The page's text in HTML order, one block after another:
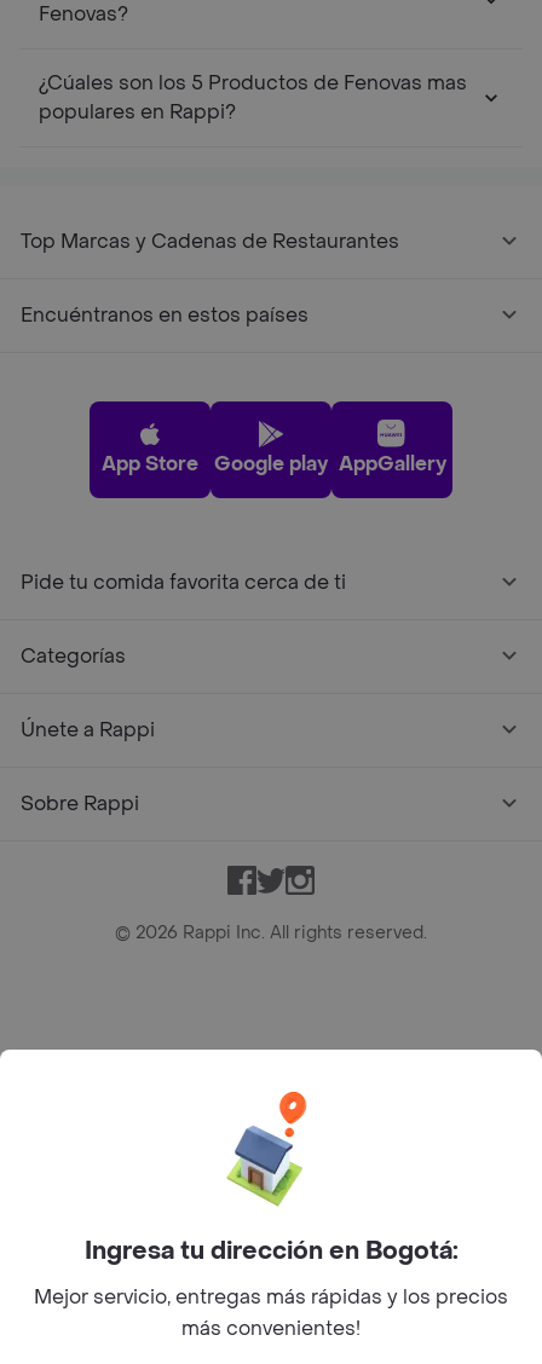
Fenovas?
¿Cúales son los 5 Productos de Fenovas mas
populares en Rappi?
Top Marcas y Cadenas de Restaurantes
Encuéntranos en estos países
App Store Google play AppGallery
Pide tu comida favorita cerca de ti
Categorías
Únete a Rappi
Sobre Rappi
Facebook
TwitterInstagram
© 2026 Rappi Inc. All rights reserved.
Bogotá D.C. --- notificacionesrappi@rappi.com
Ingresa tu dirección en Bogotá:
Mejor servicio, entregas más rápidas y los precios
más convenientes!